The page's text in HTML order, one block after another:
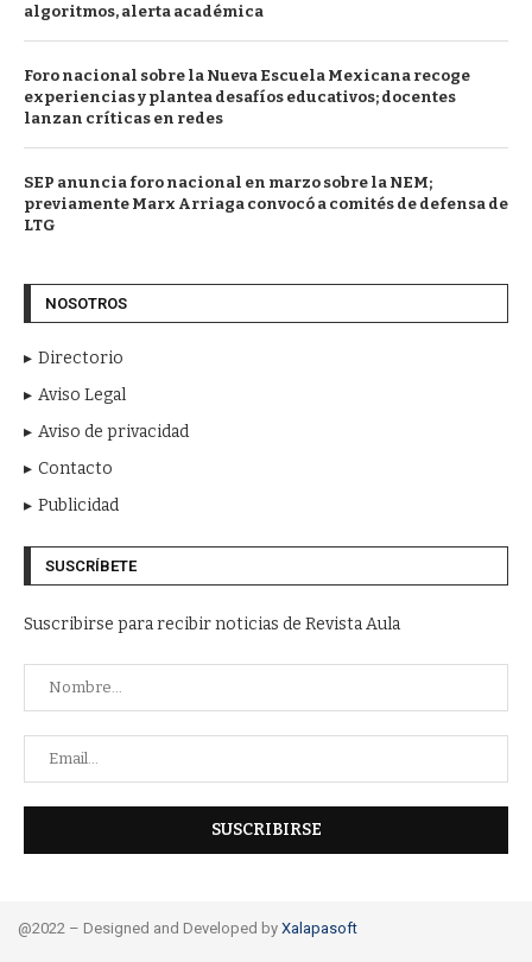
algoritmos, alerta académica
Foro nacional sobre la Nueva Escuela Mexicana recoge
experiencias y plantea desafíos educativos; docentes
lanzan críticas en redes
SEP anuncia foro nacional en marzo sobre la NEM;
previamente Marx Arriaga convocó a comités de defensa de
LTG
NOSOTROS
Directorio
Aviso Legal
Aviso de privacidad
Contacto
Publicidad
SUSCRÍBETE
Suscribirse para recibir noticias de Revista Aula
@2022 – Designed and Developed by Xalapasoft